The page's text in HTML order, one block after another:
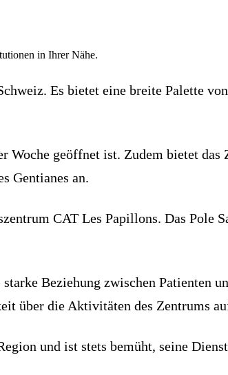
in Ihrer Nähe.
Es bietet eine breite Palette
Woche geöffnet ist. Zudem bietet das
Gentianes an.
CAT Les Papillons. Das Pole
Beziehung zwischen Patienten
über die Aktivitäten des Zentrums
und ist stets bemüht, seine